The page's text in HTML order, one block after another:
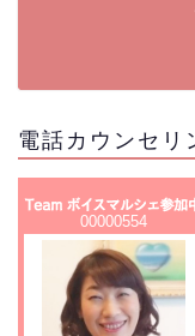
電話カウンセリ